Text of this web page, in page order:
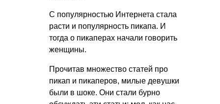
С популярностью Интернета стала
расти и популярность пикапа. И
тогда о пикаперах начали говорить
женщины.
Прочитав множество статей про
пикап и пикаперов, милые девушки
были в шоке. Они стали бурно